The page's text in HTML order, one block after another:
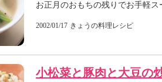
お正月のおもちの残りでお手軽ス
2002/01/17 きょうの料理レシピ
小松菜と豚肉と大豆の